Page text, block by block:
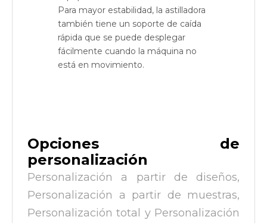
Para mayor estabilidad, la astilladora
también tiene un soporte de caída
rápida que se puede desplegar
fácilmente cuando la máquina no
está en movimiento.
Opciones de
personalización
Personalización a partir de diseños,
Personalización a partir de muestras,
Personalización total y Personalización